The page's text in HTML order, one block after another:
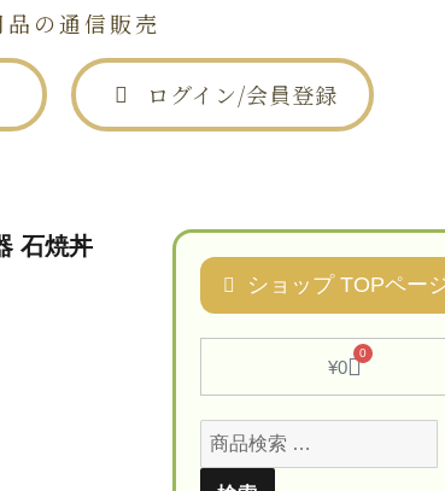
の通信販売
ログイン/会員登録
石焼丼
ショップ TOPペー
¥0
0